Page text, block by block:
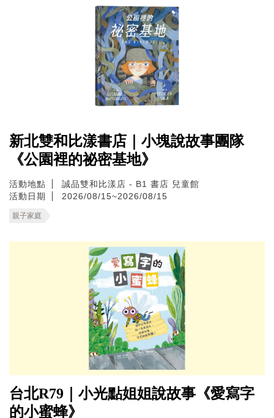
新北雙和比漾書店｜小塊說故事團隊
《公園裡的祕密基地》
活動地點
誠品雙和比漾店 - B1 書店 兒童館
活動日期
2026/08/15~2026/08/15
親子家庭
台北R79｜小光點姐姐說故事《愛寫字
的小蜜蜂》